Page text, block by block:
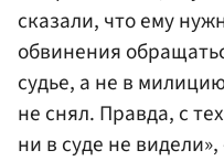
сказали, что ему
обвинения
судье, а не в
не снял. Правда, с
ни в суде не